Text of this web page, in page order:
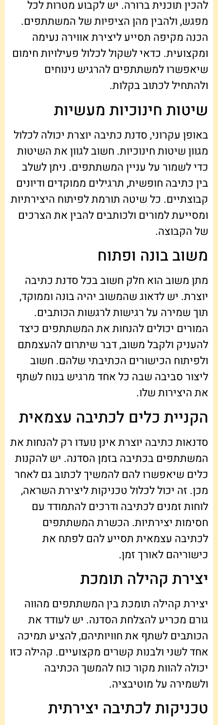
להכין תוכנית ברורה. יש לקבוע מטרות לכל
מפגש, ולהבין מהן הציפיות של המשתתפים.
הכנה מקיפה תסייע ליצירת אווירה נעימה
ומקצועית. כדאי לשקול לכלול פעילויות חימום
שיאפשרו למשתתפים להרגיש נינוחים
ולהתחיל לכתוב בקלות.
שיטות חינוכיות מעשיות
באופן עקרוני, סדנת כתיבה יוצרת יכולה לכלול
מגוון שיטות חינוכיות. חשוב לגוון את השיטות
כדי לשמור על עניין המשתתפים. ניתן לשלב
בין כתיבה חופשית, תרגילים ממוקדים ודיונים
קבוצתיים. כל שיטה תורמת לפיתוח היצירתיות
ומסייעת למורים ולכותבים להבין את הצרכים
של הקבוצה.
משוב בונה ופתוח
מתן משוב הוא חלק חשוב בכל סדנת כתיבה
יוצרת. יש לדאוג שהמשוב יהיה בונה וממוקד,
תוך שמירה על רגישות לרגשות הכותבים.
המורים יכולים להנחות את המשתתפים כיצד
להעניק ולקבל משוב, דבר שיתרום להעצמתם
ולפיתוח הכישורים הכתיבתי שלהם. חשוב
ליצור סביבה שבה כל אחד מרגיש בנוח לשתף
את היצירות שלו.
הקניית כלים לכתיבה עצמאית
סדנאות כתיבה יוצרת אינן נועדו רק להנחות את
המשתתפים בכתיבה בזמן הסדנה. יש להקנות
כלים שיאפשרו להם להמשיך לכתוב גם לאחר
מכן. זה יכול לכלול טכניקות ליצירת השראה,
לוחות זמנים לכתיבה ודרכים להתמודד עם
חסימות יצירתיות. הכשרת המשתתפים
לכתיבה עצמאית תסייע להם לפתח את
כישוריהם לאורך זמן.
יצירת קהילה תומכת
יצירת קהילה תומכת בין המשתתפים מהווה
גורם מכריע להצלחת הסדנה. יש לעודד את
הכותבים לשתף את חוויותיהם, להציע תמיכה
אחד לשני ולבנות קשרים מקצועיים. קהילה כזו
יכולה להוות מקור כוח להמשך הכתיבה
ולשמירה על מוטיבציה.
טכניקות לכתיבה יצירתית